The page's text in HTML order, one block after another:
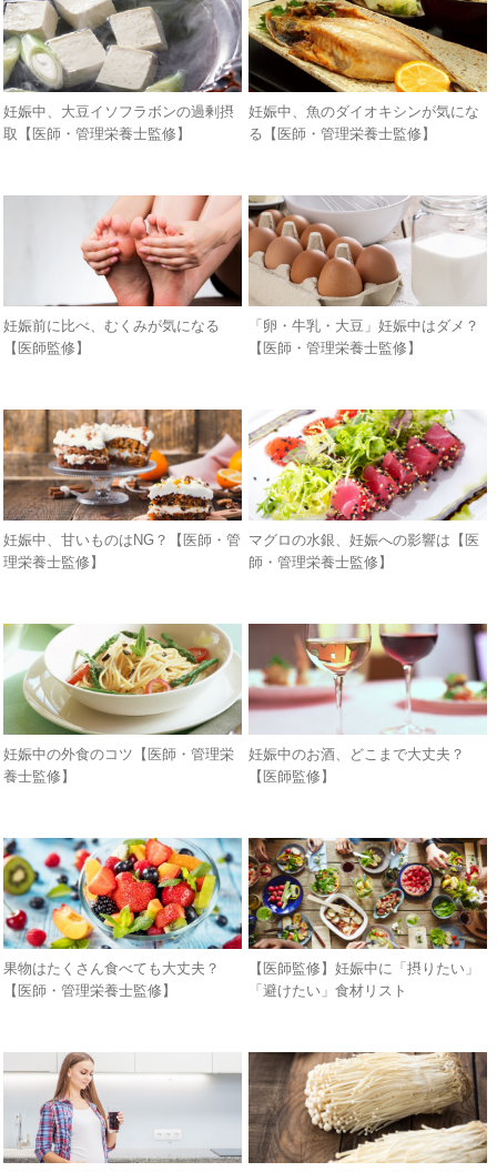
妊娠中、大豆イソフラボンの過剰摂
取【医師・管理栄養士監修】
妊娠中、魚のダイオキシンが気にな
る【医師・管理栄養士監修】
妊娠前に比べ、むくみが気になる
【医師監修】
「卵・牛乳・大豆」妊娠中はダメ？
【医師・管理栄養士監修】
妊娠中、甘いものはNG？【医師・管
理栄養士監修】
マグロの水銀、妊娠への影響は【医
師・管理栄養士監修】
妊娠中の外食のコツ【医師・管理栄
養士監修】
妊娠中のお酒、どこまで大丈夫？
【医師監修】
果物はたくさん食べても大丈夫？
【医師・管理栄養士監修】
【医師監修】妊娠中に「摂りたい」
「避けたい」食材リスト